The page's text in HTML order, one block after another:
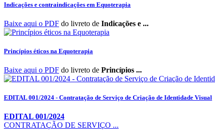
Indicações e contraindicações em Equoterapia
Baixe aqui o PDF do livreto de Indicações e ...
Princípios éticos na Equoterapia
Baixe aqui o PDF do livreto de Princípios ...
EDITAL 001/2024 - Contratação de Serviço de Criação de Identidade Visual
EDITAL 001/2024
CONTRATAÇÃO DE SERVIÇO ...